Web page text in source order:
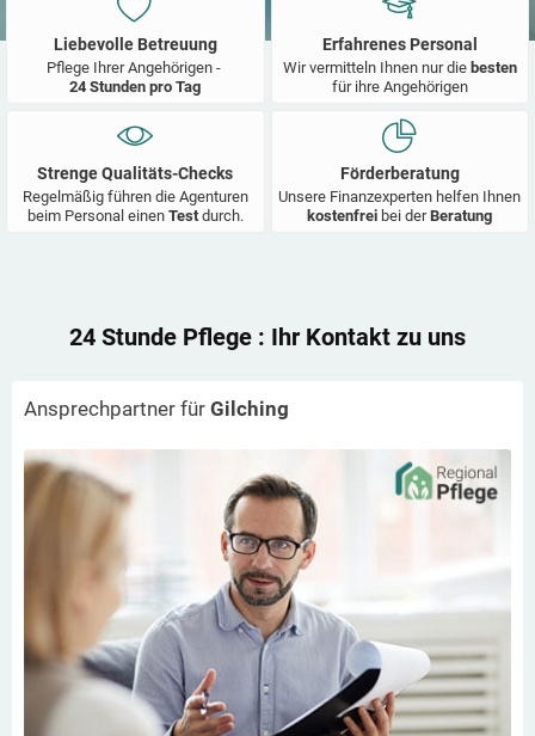
Liebevolle Betreuung
Pflege Ihrer Angehörigen -
24 Stunden pro Tag
Erfahrenes Personal
Wir vermitteln Ihnen nur die besten
für ihre Angehörigen
Strenge Qualitäts-Checks
Regelmäßig führen die Agenturen
beim Personal einen Test durch.
Förderberatung
Unsere Finanzexperten helfen Ihnen
kostenfrei bei derBeratung
24 Stunde Pflege : Ihr Kontakt zu uns
Ansprechpartner für Gilching